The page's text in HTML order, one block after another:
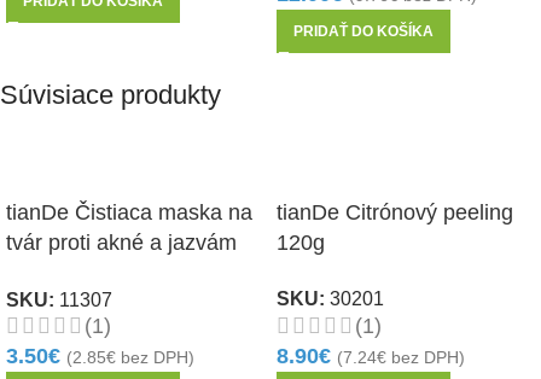
PRIDAŤ DO KOŠÍKA
Súvisiace produkty
tianDe Čistiaca maska na
tvár proti akné a jazvám
SKU: 11307
(1)
3.50€ (2.85€ bez DPH)
tianDe Citrónový peeling
120g
SKU: 30201
(1)
8.90€ (7.24€ bez DPH)